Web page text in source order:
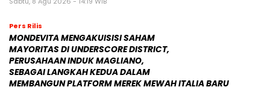
Pers Rilis
MONDEVITA MENGAKUISISI SAHAM
MAYORITAS DI UNDERSCORE DISTRICT,
PERUSAHAAN INDUK MAGLIANO,
SEBAGAI LANGKAH KEDUA DALAM
MEMBANGUN PLATFORM MEREK MEWAH ITALIA BARU